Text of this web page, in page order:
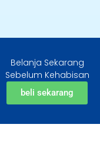
Belanja Sekarang
Sebelum Kehabisan
beli sekarang